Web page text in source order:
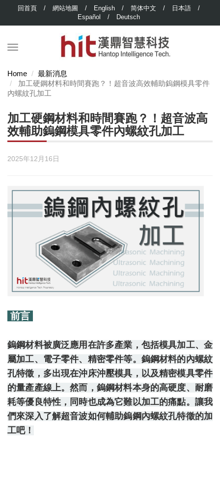
回首頁 / 網站地圖 / English / 简体中文 / 日本語
/
Español
/ Deutsch
Home
最新消息
加工硬鋼材料和時間賽跑？！超音波高效輔助鎢鋼模具零件
內螺紋孔加工
加工硬鋼材料和時間賽跑？！超音波高
效輔助鎢鋼模具零件內螺紋孔加工
2025年12月16日
前言
鎢鋼材料被廣泛應用在許多產業，包括模具加工、金
屬加工、電子零件、精密零件等。鎢鋼材料的內螺紋
孔特徵，多出現在沖床沖壓模具，以及精密模具零件
的量產產線上。然而，鎢鋼材料本身的高硬度、耐磨
耗等優良特性，同時也成為它難以加工的痛點。讓我
們來深入了解超音波如何輔助鎢鋼內螺紋孔特徵的加
工吧！